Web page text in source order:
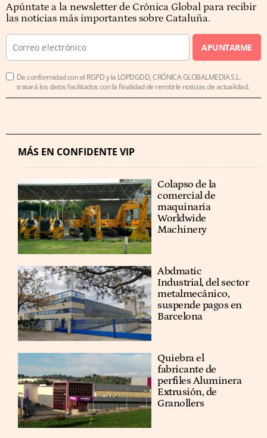
Apúntate a la newsletter de Crónica Global para recibir
las noticias más importantes sobre Cataluña.
APUNTARME
De conformidad con el RGPD y la LOPDGDD, CRÓNICA GLOBALMEDIA S.L.
tratará los datos facilitados con la finalidad de remitirle noticias de actualidad.
MÁS EN CONFIDENTE VIP
Colapso de la
comercial de
maquinaria
Worldwide
Machinery
Abdmatic
Industrial, del sector
metalmecánico,
suspende pagos en
Barcelona
Quiebra el
fabricante de
perfiles Aluminera
Extrusión, de
Granollers